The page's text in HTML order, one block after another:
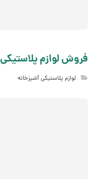
فروش لوازم
لوازم پلاستیکی آشپزخانه